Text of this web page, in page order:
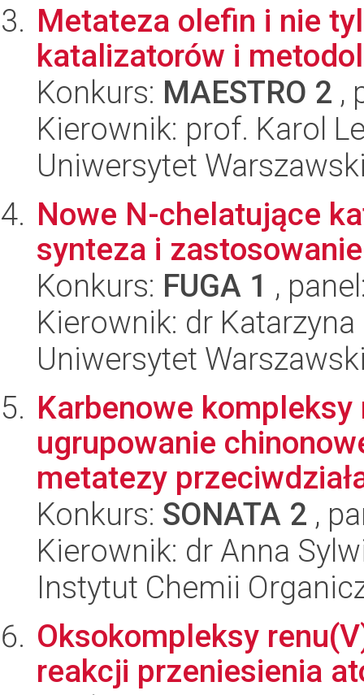
Metateza olefin i nie
katalizatorów i
Konkurs: MAESTRO 2 ,
Kierownik: prof. Karol
Uniwersytet
Nowe N-chelatujące
synteza i
Konkurs: FUGA 1 ,
Kierownik: dr Katarzyna
Uniwersytet
Karbenowe
ugrupowanie
metatezy
Konkurs: SONATA 2 ,
Kierownik: dr Anna
Instytut Chemii
Oksokompleksy
reakcji przeniesienia